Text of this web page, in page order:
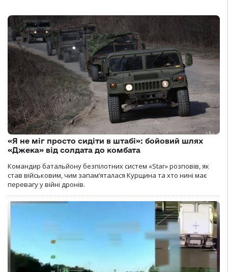
«Я не міг просто сидіти в штабі»: бойовий шлях
«Джека» від солдата до комбата
Командир батальйону безпілотних систем «Star» розповів, як
став військовим, чим запам’яталася Курщина та хто нині має
перевагу у війні дронів.